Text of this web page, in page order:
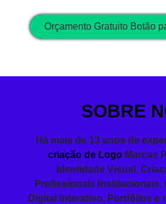
Orçamento Gratuito Botão
SOBRE
Há mais de 13 anos de
criação de Logo Marcas
Identidade Visual ,
Profissionais Institucionais,
Digital Interativo, Portfólios e